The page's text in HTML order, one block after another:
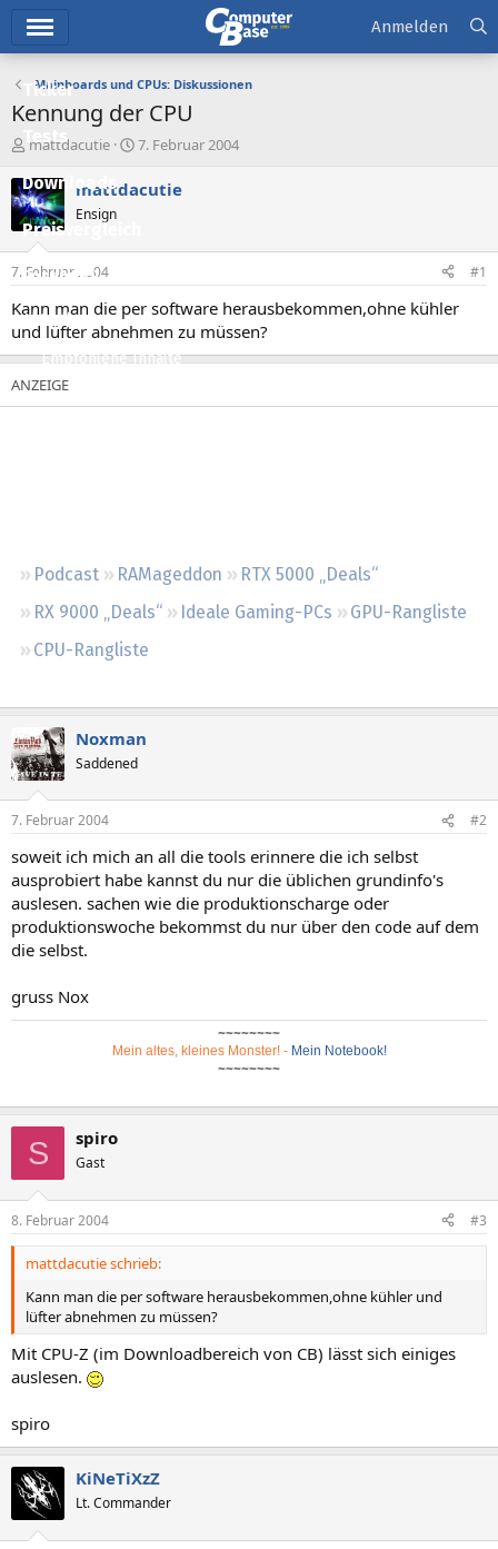
Ticker
Tests
Downloads
Preisvergleich
Forum
Aktuelles
Empfohlene Inhalte
Podcast RAMageddon
RTX 5000 „Deals“
RX 9000 „Deals“
Ideale Gaming-PCs
GPU-Rangliste
CPU-Rangliste
Anmelden
Mainboards und CPUs: Diskussionen
Kennung der CPU
E
s
t
e
l
e
r
mattdacutie
E
s
t
a
7. Februar 2004
mattdacutie
Ensign
7. Februar 2004 #1
Kann man die per software herausbekommen,ohne kühler
und lüfter abnehmen zu müssen?
Noxman
Saddened
7. Februar 2004 #2
soweit ich mich an all die tools erinnere die ich selbst
ausprobiert habe kannst du nur die üblichen grundinfo's
auslesen. sachen wie die produktionscharge oder
produktionswoche bekommst du nur über den code auf dem
die selbst.
gruss Nox
~~~~~~~~
Mein altes, kleines Monster!- Mein Notebook!
~~~~~~~~
S spiro
Gast
8. Februar 2004 #3
mattdacutie schrieb:
Kann man die per software herausbekommen,ohne kühler und
lüfter abnehmen zu müssen?
Mit CPU-Z (im Downloadbereich von CB) lässt sich einiges
auslesen.
spiro
KiNeTiXzZ
Lt. Commander